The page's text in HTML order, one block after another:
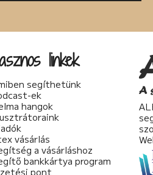
linkek
segíthetünk
ek
hangok
vásárlás
a vásárláshoz
bankkártya program
pont